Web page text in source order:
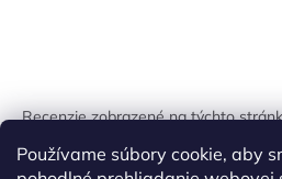
Používame súbory cookie, aby
Recenzie zobrazené na týchto
unikátnych kľúčov generovaných na